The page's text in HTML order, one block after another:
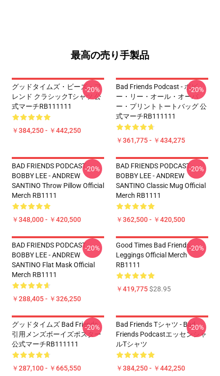
最高の売り手製品
グッドタイムズ・ビーズ・フ
レンド クラシックTシャツ 公
式マーチRB111111
￥384,250 - ￥442,250
-20%
Bad Friends Podcast - ボビ
ー・リー・オール・オーバ
ー・プリントトートバッグ 公
式マーチRB111111
￥361,775 - ￥434,275
-20%
BAD FRIENDS PODCAST -
BOBBY LEE - ANDREW
SANTINO Throw Pillow Official
Merch RB1111
￥348,000 - ￥420,500
-20%
BAD FRIENDS PODCAST -
BOBBY LEE - ANDREW
SANTINO Classic Mug Official
Merch RB1111
￥362,500 - ￥420,500
-20%
BAD FRIENDS PODCAST -
BOBBY LEE - ANDREW
SANTINO Flat Mask Official
Merch RB1111
￥288,405 - ￥326,250
-20%
Good Times Bad Friends
Leggings Official Merch
RB1111
￥419,775$28.95
-20%
グッドタイムズ Bad Friends
引用メンズボーイズポスター
公式マーチRB111111
￥287,100 - ￥665,550
-20%
Bad Friends Tシャツ - Bad
Friends Podcastエッセンシャ
ルTシャツ
￥384,250 - ￥442,250
-20%